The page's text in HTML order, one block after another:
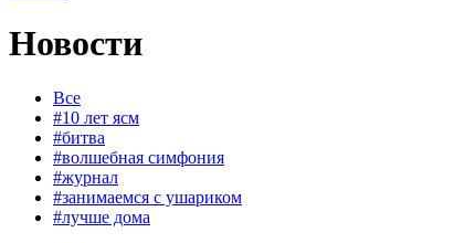
Новости
Все
#10 лет ясм
#битва
#волшебная симфония
#журнал
#занимаемся с ушариком
#лучше дома